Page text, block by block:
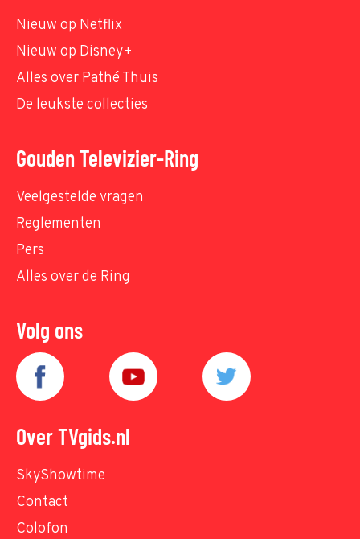
Nieuw op Netflix
Nieuw op Disney+
Alles over Pathé Thuis
De leukste collecties
Gouden Televizier-Ring
Veelgestelde vragen
Reglementen
Pers
Alles over de Ring
Volg ons
Over TVgids.nl
SkyShowtime
Contact
Colofon